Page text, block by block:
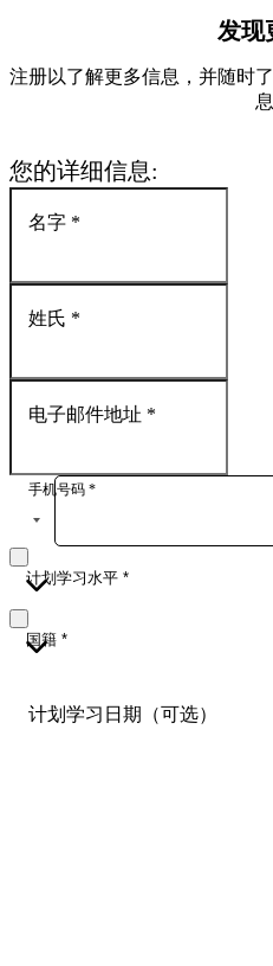
发现
注册以了解更多信息，并随时
息
您的详细信息:
名字 *
姓氏 *
电子邮件地址 *
手机号码 *
计划学习水平 *
国籍 *
计划学习日期（可选）